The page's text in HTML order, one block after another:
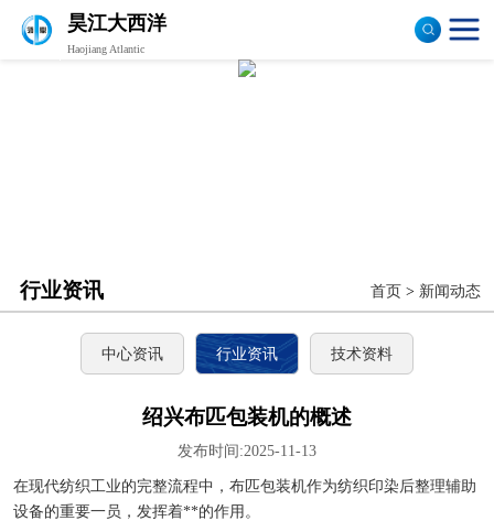
昊江大西洋
Haojiang Atlantic
行业资讯 首页 > 新闻动态
中心资讯 行业资讯 技术资料
绍兴布匹包装机的概述
发布时间:2025-11-13
在现代纺织工业的完整流程中，布匹包装机作为纺织印染后整理辅助
设备的重要一员，发挥着**的作用。